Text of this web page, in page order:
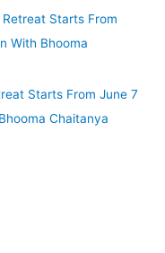
Starts From
With Bhooma
Starts From June 7
Chaitanya